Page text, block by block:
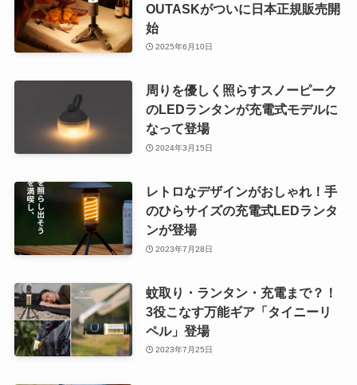
OUTASKがついに日本正規販売開
始
2025年6月10日
周りを優しく照らすスノーピーク
のLEDランタンが充電式モデルに
なって登場
2024年3月15日
レトロなデザインがおしゃれ！手
のひらサイズの充電式LEDランタ
ンが登場
2023年7月28日
蚊取り・ランタン・充電まで？！
3役こなす万能ギア「タイニーリ
ペル」登場
2023年7月25日